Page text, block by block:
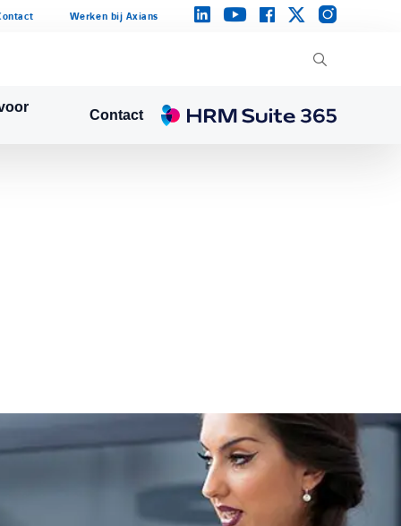
Werken bij Axians linkedinyoutubefacebooktwitterinstagram
Contact